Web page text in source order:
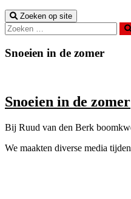
Zoeken op site
Snoeien in de zomer
Snoeien in de zomer
Bij Ruud van den Berk
We maakten diverse media